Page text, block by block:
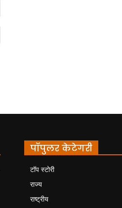
पॉपुलर केटेगरी
टॉप स्टोरी
राज्य
राष्ट्रीय